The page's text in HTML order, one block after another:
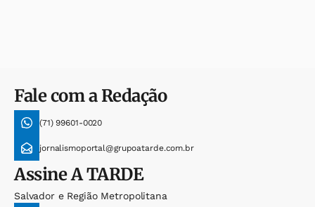
Fale com a Redação
(71) 99601-0020
jornalismoportal@grupoatarde.com.br
AssineA TARDE
Salvador e Região Metropolitana